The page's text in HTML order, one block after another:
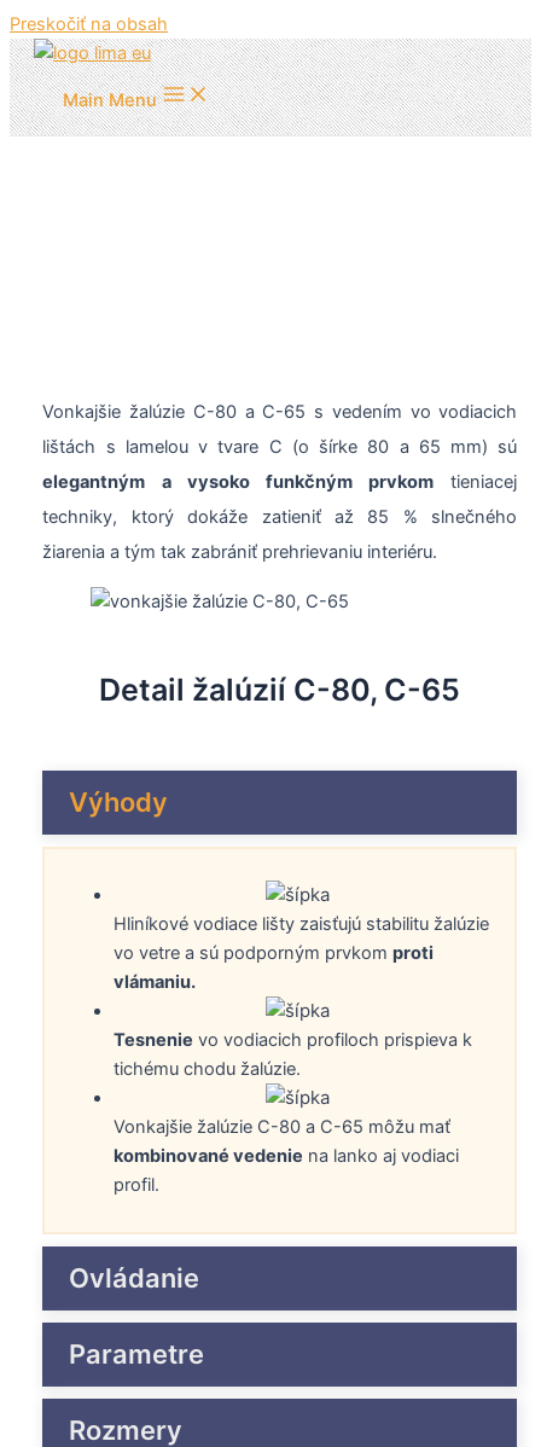
Preskočiť na obsah
Main Menu
Vonkajšie žalúzie C-80 a C-65 s vedením vo vodiacich
lištách s lamelou v tvare C (o šírke 80 a 65 mm) sú
elegantným a vysoko funkčným prvkom tieniacej
techniky, ktorý dokáže zatieniť až 85 % slnečného
žiarenia a tým tak zabrániť prehrievaniu interiéru.
Detail žalúzií C-80, C-65
Výhody
Hliníkové vodiace lišty zaisťujú stabilitu žalúzie
vo vetre a sú podporným prvkomproti
vlámaniu.
Tesnenie vo vodiacich profiloch prispieva k
tichému chodu žalúzie.
Vonkajšie žalúzie C-80 a C-65 môžu mať
kombinované vedenie na lanko aj vodiaci
profil.
Ovládanie
Parametre
Rozmery